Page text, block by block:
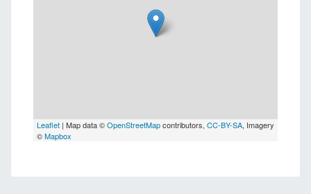
Leaflet | Map data ©OpenStreetMapcontributors, CC-BY-SA, Imagery
©Mapbox